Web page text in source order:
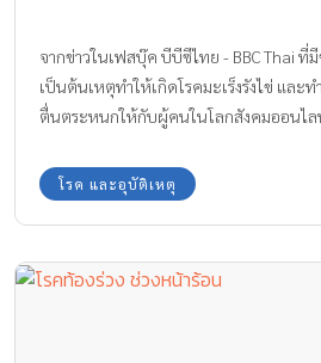
จากข่าวในเฟสบุ๊ค บีบีซีไทย - BBC Thai ที่
เป็นต้นเหตุทำให้เกิดโรคมะเร็งรังไข่ และท
ตื่นตระหนกให้กับผู้คนในโลกสังคมออนไล
& Kids มีคำตอบ
โรค และอุบัติเหตุ